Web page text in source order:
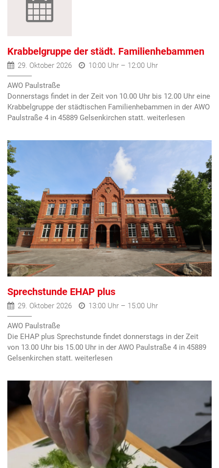
Krabbelgruppe der städt. Familienhebammen
29. Oktober 2026 10:00 Uhr – 12:00 Uhr
AWO Paulstraße
Donnerstags findet in der Zeit von 10.00 Uhr bis 12.00 Uhr eine
Krabbelgruppe der städtischen Familienhebammen in der AWO
Paulstraße 4 in 45889 Gelsenkirchen statt.
Sprechstunde EHAP plus
29. Oktober 2026 13:00 Uhr – 15:00 Uhr
AWO Paulstraße
Die EHAP plus Sprechstunde findet donnerstags in der Zeit
von 13.00 Uhr bis 15.00 Uhr in der AWO Paulstraße 4 in 45889
Gelsenkirchen statt.